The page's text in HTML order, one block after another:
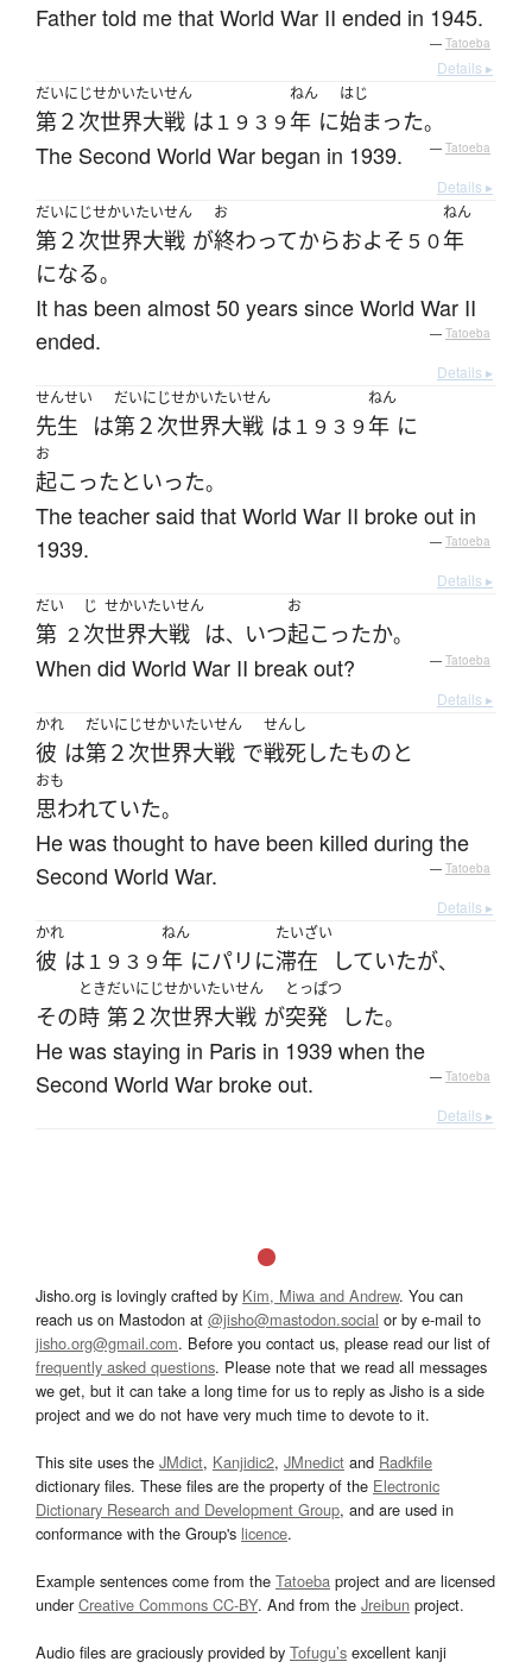
Father told me that World War II ended in 1945.
— Tatoeba
Details ▸
だいにじせかいたいせん
第２次世界大戦 は １９３９
ねん
年 に
はじ
始まった。
The Second World War began in 1939. — Tatoeba
Details ▸
だいにじせかいたいせん
第２次世界大戦 が
お
終わってからおよそ ５０
ねん
年
になる。
It has been almost 50 years since World War II
ended.
— Tatoeba
Details ▸
せんせい
先生 は
だいにじせかいたいせん
第２次世界大戦 は １９３９
ねん
年 に
お
起こったといった。
The teacher said that World War II broke out in
1939.
— Tatoeba
Details ▸
だい
第 ２
じ
次
せかいたいせん
世界大戦 は、 いつ
お
起こったか。
When did World War II break out? — Tatoeba
Details ▸
かれ
彼 は
だいにじせかいたいせん
第２次世界大戦 で
せんし
戦死したものと
おも
思われていた。
He was thought to have been killed during the
Second World War.
— Tatoeba
Details ▸
かれ
彼 は １９３９
ねん
年 にパリ に
たいざい
滞在 していたが、
その
とき
時
だいにじせかいたいせん
第２次世界大戦 が
とっぱつ
突発 した。
He was staying in Paris in 1939 when the
Second World War broke out.
— Tatoeba
Details ▸
Jisho.org is lovingly crafted by Kim, Miwa and Andrew. You can
reach us on Mastodon at @jisho@mastodon.social or by e-mail to
jisho.org@gmail.com. Before you contact us, please read our list of
frequently asked questions. Please note that we read all messages
we get, but it can take a long time for us to reply as Jisho is a side
project and we do not have very much time to devote to it.
This site uses the JMdict, Kanjidic2, JMnedict and Radkfile
dictionary files. These files are the property of the Electronic
Dictionary Research and Development Group, and are used in
conformance with the Group's licence.
Example sentences come from the Tatoeba project and are licensed
underCreative Commons CC-BY. And from the Jreibun project.
Audio files are graciously provided by Tofugu’s excellent kanji